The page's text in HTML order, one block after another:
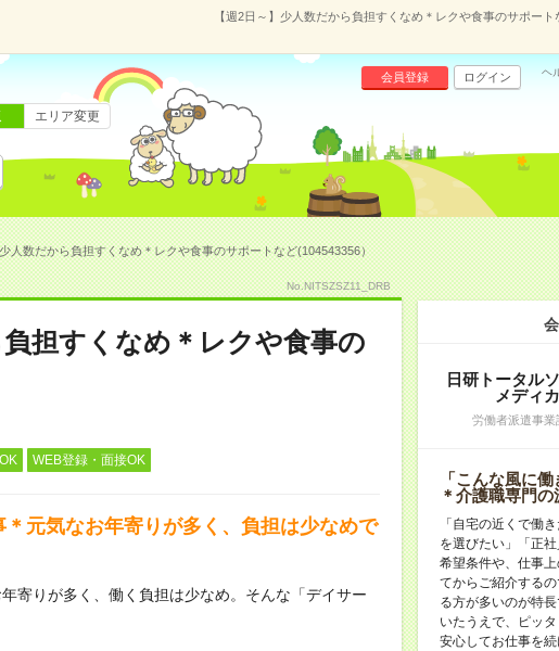
【週2日～】少人数だから負担すくなめ＊レクや食事のサポー
会員登録 ログイン ヘ
エリア変更
人数だから負担すくなめ＊レクや食事のサポートなど(104543356）
No.NITSZSZ11_DRB
負担すくなめ＊レクや食事の
WEB登録・面接OK
元気なお年寄りが多く、負担は少なめで
寄りが多く、働く負担は少なめ。そんな「デイサー
日研トータル
メディ
労働者派遣事
「こんな風に
＊介護職専門の
「自宅の近くで働
を選びたい」「正
希望条件や、仕事
てからご紹介する
る方が多いのが特
いたうえで、ピッ
安心してお仕事を